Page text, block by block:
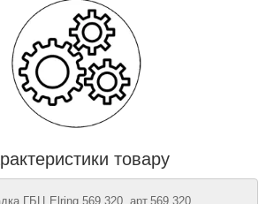
товару
ГБЦ Elring 569.320, арт.569.320